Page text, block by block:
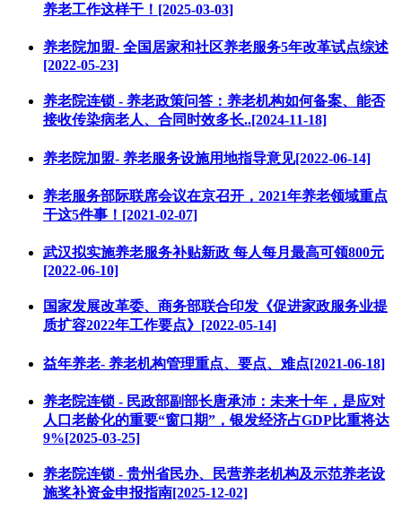
养老工作这样干！[2025-03-03]
养老院加盟- 全国居家和社区养老服务5年改革试点综述
[2022-05-23]
养老院连锁 - 养老政策问答：养老机构如何备案、能否
接收传染病老人、合同时效多长..[2024-11-18]
养老院加盟- 养老服务设施用地指导意见[2022-06-14]
养老服务部际联席会议在京召开，2021年养老领域重点
干这5件事！[2021-02-07]
武汉拟实施养老服务补贴新政 每人每月最高可领800元
[2022-06-10]
国家发展改革委、商务部联合印发《促进家政服务业提
质扩容2022年工作要点》[2022-05-14]
益年养老- 养老机构管理重点、要点、难点[2021-06-18]
养老院连锁 - 民政部副部长唐承沛：未来十年，是应对
人口老龄化的重要“窗口期”，银发经济占GDP比重将达
9%[2025-03-25]
养老院连锁 - 贵州省民办、民营养老机构及示范养老设
施奖补资金申报指南[2025-12-02]